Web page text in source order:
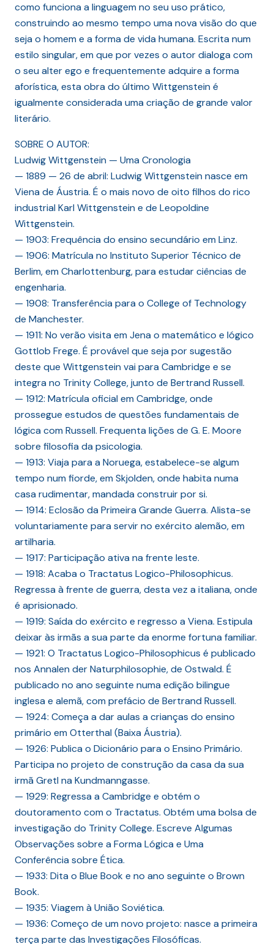
como funciona a linguagem no seu uso prático,
construindo ao mesmo tempo uma nova visão do que
seja o homem e a forma de vida humana. Escrita num
estilo singular, em que por vezes o autor dialoga com
o seu alter ego e frequentemente adquire a forma
aforística, esta obra do último Wittgenstein é
igualmente considerada uma criação de grande valor
literário.
SOBRE O AUTOR:
Ludwig Wittgenstein — Uma Cronologia
— 1889 — 26 de abril: Ludwig Wittgenstein nasce em
Viena de Áustria. É o mais novo de oito filhos do rico
industrial Karl Wittgenstein e de Leopoldine
Wittgenstein.
— 1903: Frequência do ensino secundário em Linz.
— 1906: Matrícula no Instituto Superior Técnico de
Berlim, em Charlottenburg, para estudar ciências de
engenharia.
— 1908: Transferência para o College of Technology
de Manchester.
— 1911: No verão visita em Jena o matemático e lógico
Gottlob Frege. É provável que seja por sugestão
deste que Wittgenstein vai para Cambridge e se
integra no Trinity College, junto de Bertrand Russell.
— 1912: Matrícula oficial em Cambridge, onde
prossegue estudos de questões fundamentais de
lógica com Russell. Frequenta lições de G. E. Moore
sobre filosofia da psicologia.
— 1913: Viaja para a Noruega, estabelece-se algum
tempo num fiorde, em Skjolden, onde habita numa
casa rudimentar, mandada construir por si.
— 1914: Eclosão da Primeira Grande Guerra. Alista-se
voluntariamente para servir no exército alemão, em
artilharia.
— 1917: Participação ativa na frente leste.
— 1918: Acaba o Tractatus Logico-Philosophicus.
Regressa à frente de guerra, desta vez a italiana, onde
é aprisionado.
— 1919: Saída do exército e regresso a Viena. Estipula
deixar às irmãs a sua parte da enorme fortuna familiar.
— 1921: O Tractatus Logico-Philosophicus é publicado
nos Annalen der Naturphilosophie, de Ostwald. É
publicado no ano seguinte numa edição bilingue
inglesa e alemã, com prefácio de Bertrand Russell.
— 1924: Começa a dar aulas a crianças do ensino
primário em Otterthal (Baixa Áustria).
— 1926: Publica o Dicionário para o Ensino Primário.
Participa no projeto de construção da casa da sua
irmã Gretl na Kundmanngasse.
— 1929: Regressa a Cambridge e obtém o
doutoramento com o Tractatus. Obtém uma bolsa de
investigação do Trinity College. Escreve Algumas
Observações sobre a Forma Lógica e Uma
Conferência sobre Ética.
— 1933: Dita o Blue Book e no ano seguinte o Brown
Book.
— 1935: Viagem à União Soviética.
— 1936: Começo de um novo projeto: nasce a primeira
terça parte das Investigações Filosóficas.